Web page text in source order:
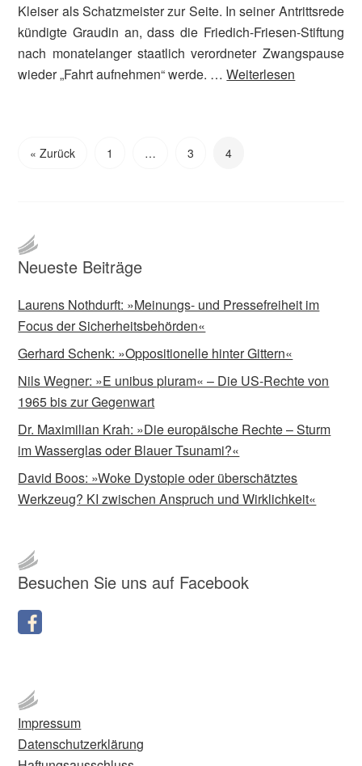
Kleiser als Schatzmeister zur Seite. In seiner Antrittsrede
kündigte Graudin an, dass die Friedich-Friesen-Stiftung
nach monatelanger staatlich verordneter Zwangspause
wieder „Fahrt aufnehmen“ werde. …Weiterlesen
« Zurück 1 … 3 4
Neueste Beiträge
Laurens Nothdurft: »Meinungs- und Pressefreiheit im
Focus der Sicherheitsbehörden«
Gerhard Schenk: »Oppositionelle hinter Gittern«
Nils Wegner: »E unibus pluram« – Die US-Rechte von
1965 bis zur Gegenwart
Dr. Maximilian Krah: »Die europäische Rechte – Sturm
im Wasserglas oder Blauer Tsunami?«
David Boos: »Woke Dystopie oder überschätztes
Werkzeug? KI zwischen Anspruch und Wirklichkeit«
Besuchen Sie uns auf Facebook
Impressum
Datenschutzerklärung